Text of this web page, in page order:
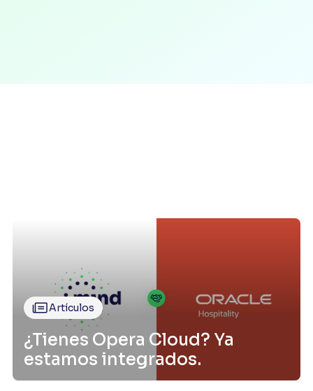
Artículos
¿Tienes Opera Cloud? Ya
estamos integrados.